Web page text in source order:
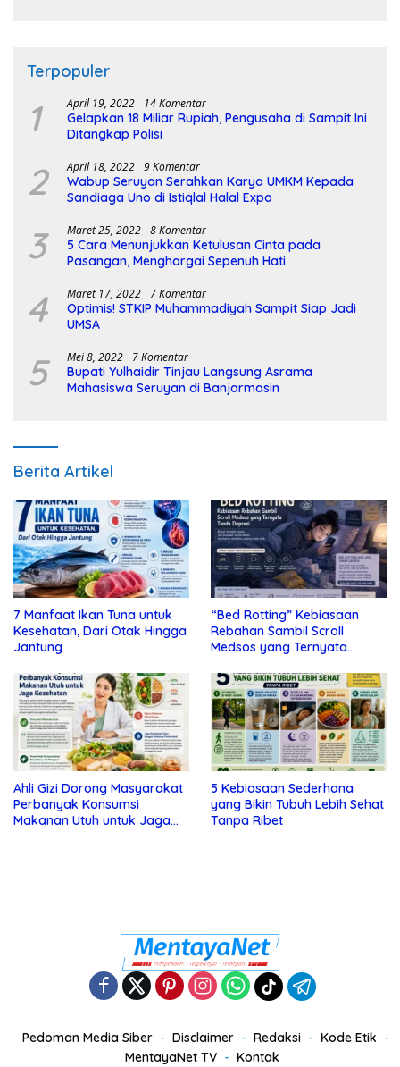
Terpopuler
1 April 19, 2022 14 Komentar
Gelapkan 18 Miliar Rupiah, Pengusaha di Sampit Ini
Ditangkap Polisi
2 April 18, 2022 9 Komentar
Wabup Seruyan Serahkan Karya UMKM Kepada
Sandiaga Uno di Istiqlal Halal Expo
3 Maret 25, 2022 8 Komentar
5 Cara Menunjukkan Ketulusan Cinta pada
Pasangan, Menghargai Sepenuh Hati
4 Maret 17, 2022 7 Komentar
Optimis! STKIP Muhammadiyah Sampit Siap Jadi
UMSA
5 Mei 8, 2022 7 Komentar
Bupati Yulhaidir Tinjau Langsung Asrama
Mahasiswa Seruyan di Banjarmasin
Berita Artikel
7 Manfaat Ikan Tuna untuk
Kesehatan, Dari Otak Hingga
Jantung
“Bed Rotting” Kebiasaan
Rebahan Sambil Scroll
Medsos yang Ternyata
Ahli Gizi Dorong Masyarakat
Perbanyak Konsumsi
Makanan Utuh untuk Jaga
5 Kebiasaan Sederhana
yang Bikin Tubuh Lebih Sehat
Tanpa Ribet
Pedoman Media Siber Disclaimer Redaksi
Kode Etik
MentayaNet TV
Kontak